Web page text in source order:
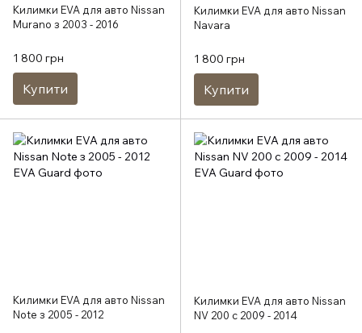
Килимки EVA для авто Nissan
Murano з 2003 - 2016
1 800 грн
Купити
Килимки EVA для авто Nissan
Navara
1 800 грн
Купити
Килимки EVA для авто Nissan
Note з 2005 - 2012
Килимки EVA для авто Nissan
NV 200 с 2009 - 2014